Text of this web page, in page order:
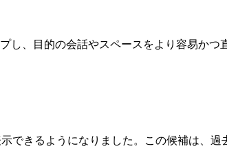
し、目的の会話やスペースをより容易かつ
できるようになりました。この候補は、過